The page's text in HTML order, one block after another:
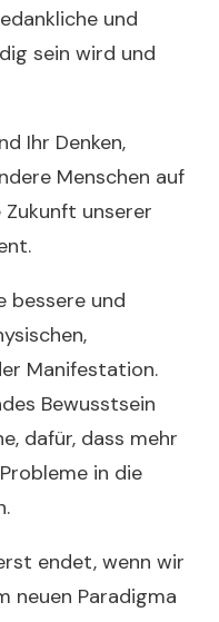
und
sein wird und
Ihr Denken,
Menschen auf
Zukunft unserer
bessere und
Manifestation.
Bewusstsein
dafür, dass mehr
in die
endet, wenn wir
neuen Paradigma